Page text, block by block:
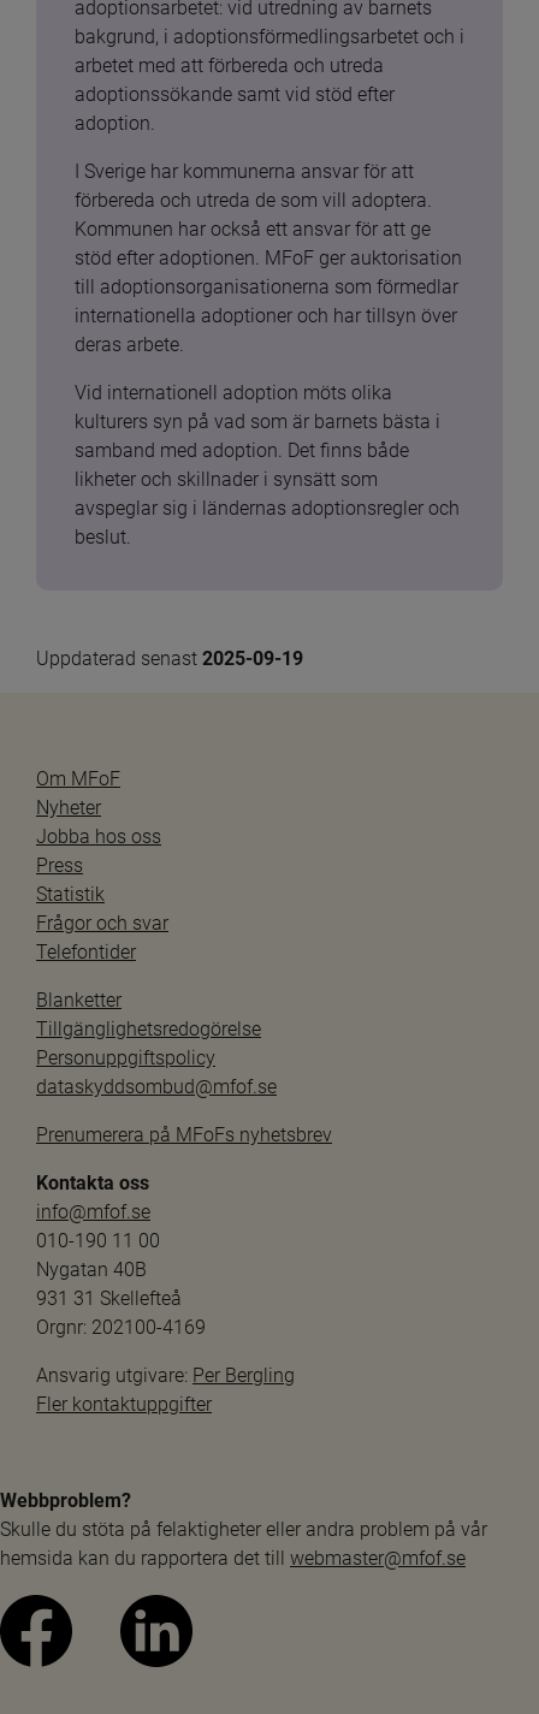
adoptionsarbetet: vid utredning av barnets
bakgrund, i adoptionsförmedlingsarbetet och i
arbetet med att förbereda och utreda
adoptionssökande samt vid stöd efter
adoption.
I Sverige har kommunerna ansvar för att
förbereda och utreda de som vill adoptera.
Kommunen har också ett ansvar för att ge
stöd efter adoptionen. MFoF ger auktorisation
till adoptionsorganisationerna som förmedlar
internationella adoptioner och har tillsyn över
deras arbete.
Vid internationell adoption möts olika
kulturers syn på vad som är barnets bästa i
samband med adoption. Det finns både
likheter och skillnader i synsätt som
avspeglar sig i ländernas adoptionsregler och
beslut.
Uppdaterad senast 2025-09-19
Om MFoF
Nyheter
Jobba hos oss
Press
Statistik
Frågor och svar
Telefontider
Blanketter
Tillgänglighetsredogörelse
Personuppgiftspolicy
dataskyddsombud@mfof.se
Prenumerera på MFoFs nyhetsbrev
Kontakta oss
info@mfof.se
010-190 11 00
Nygatan 40B
931 31 Skellefteå
Orgnr: 202100-4169
Ansvarig utgivare: Per Bergling
Fler kontaktuppgifter
Webbproblem?
Skulle du stöta på felaktigheter eller andra problem på vår
hemsida kan du rapportera det till webmaster@mfof.se